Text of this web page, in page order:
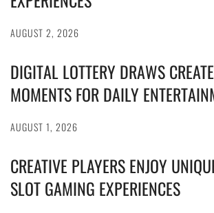
AUGUST 2, 2026
DIGITAL LOTTERY DRAWS
MOMENTS FOR DAILY
AUGUST 1, 2026
CREATIVE PLAYERS ENJOY
SLOT GAMING EXPERIENCES